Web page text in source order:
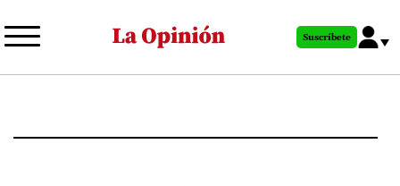
al
principal
Suscríbete